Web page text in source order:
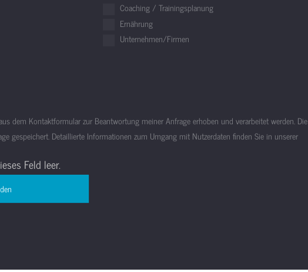
Coaching / Trainingsplanung
Ernährung
Unternehmen/Firmen
dem Kontaktformular zur Beantwortung meiner Anfrage erhoben und verarbeitet werden. Die
gespeichert. Detaillierte Informationen zum Umgang mit Nutzerdaten finden Sie in unserer
Feld leer.